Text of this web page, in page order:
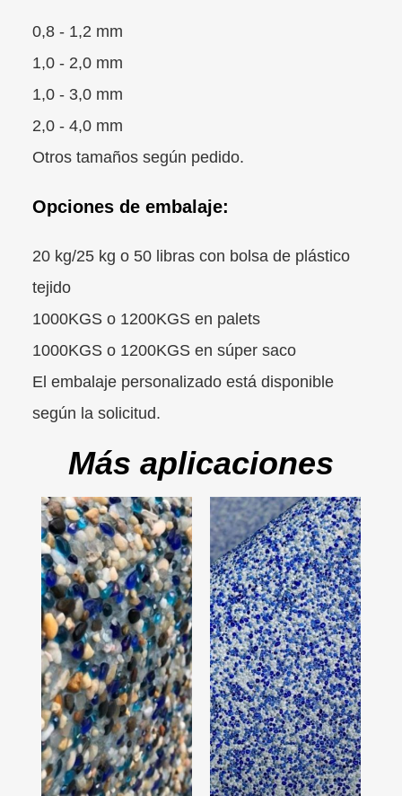
0,8 - 1,2 mm
1,0 - 2,0 mm
1,0 - 3,0 mm
2,0 - 4,0 mm
Otros tamaños según pedido.
Opciones de embalaje:
20 kg/25 kg o 50 libras con bolsa de plástico
tejido
1000KGS o 1200KGS en palets
1000KGS o 1200KGS en súper saco
El embalaje personalizado está disponible
según la solicitud.
Más aplicaciones